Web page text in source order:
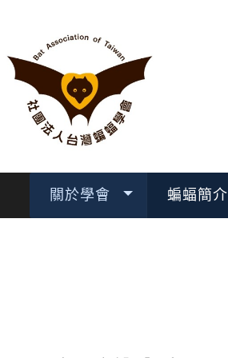
關於學會 蝙蝠簡介